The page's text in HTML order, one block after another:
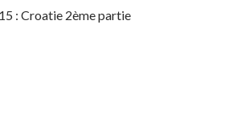
: Croatie 2ème partie